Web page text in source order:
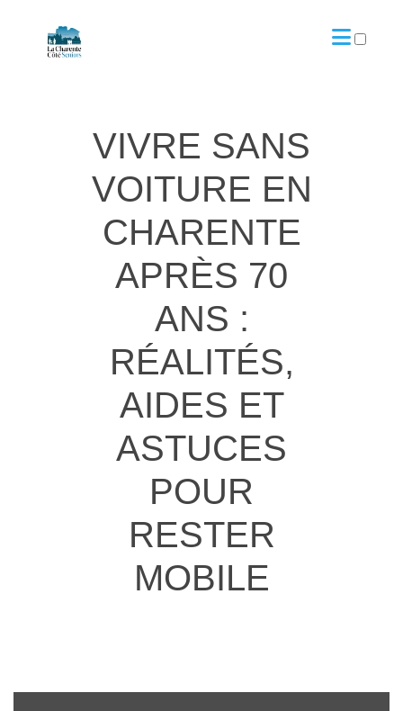
VIVRE SANS
VOITURE EN
CHARENTE
APRÈS 70
ANS :
RÉALITÉS,
AIDES ET
ASTUCES
POUR
RESTER
MOBILE